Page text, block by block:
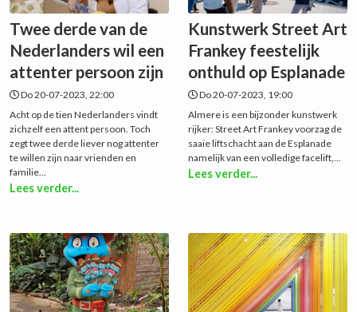
Twee derde van de
Nederlanders wil een
attenter persoon zijn
Do 20-07-2023, 22:00
Acht op de tien Nederlanders vindt
zichzelf een attent persoon. Toch
zegt twee derde liever nog attenter
te willen zijn naar vrienden en
familie...
Lees verder...
Kunstwerk Street Art
Frankey feestelijk
onthuld op Esplanade
Do 20-07-2023, 19:00
Almere is een bijzonder kunstwerk
rijker: Street Art Frankey voorzag de
saaie liftschacht aan de Esplanade
namelijk van een volledige facelift,...
Lees verder...